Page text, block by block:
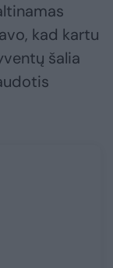
kad kartu
šalia